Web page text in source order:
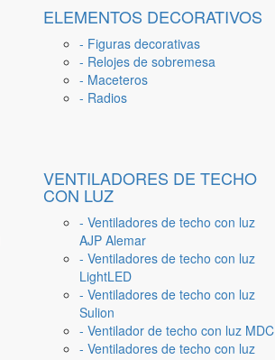
ELEMENTOS DECORATIVOS
- Figuras decorativas
- Relojes de sobremesa
- Maceteros
- Radios
VENTILADORES DE TECHO
CON LUZ
- Ventiladores de techo con luz
AJP Alemar
- Ventiladores de techo con luz
LightLED
- Ventiladores de techo con luz
Sulion
- Ventilador de techo con luz MDC
- Ventiladores de techo con luz